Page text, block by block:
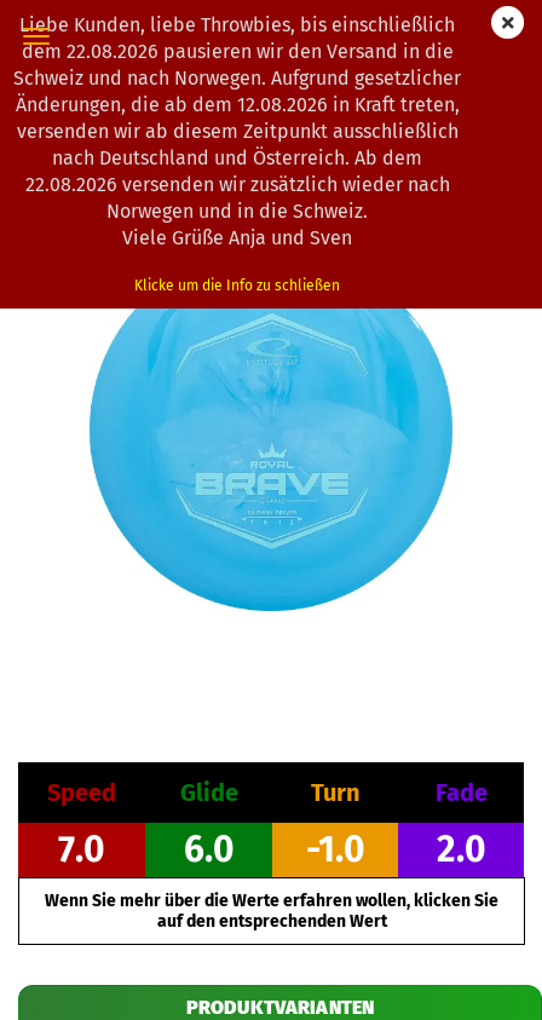
Liebe Kunden, liebe Throwbies, bis einschließlich
dem 22.08.2026 pausieren wir den Versand in die
Schweiz und nach Norwegen. Aufgrund gesetzlicher
Änderungen, die ab dem 12.08.2026 in Kraft treten,
versenden wir ab diesem Zeitpunkt ausschließlich
nach Deutschland und Österreich. Ab dem
22.08.2026 versenden wir zusätzlich wieder nach
Norwegen und in die Schweiz.
Viele Grüße Anja und Sven
Klicke um die Info zu schließen
« Erster « zurück weiter »
Letzter »
Artikel in dieser Kategorie
Latitude 64° | Brave | Royal Grand
0202762 )
Speed Glide Turn Fade
7.0 6.0 -1.0 2.0
Wenn Sie mehr über die Werte erfahren wollen, klicken Sie
auf den entsprechenden Wert
PRODUKTVARIANTEN